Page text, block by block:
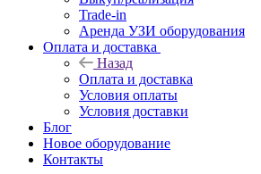
Trade-in
Аренда УЗИ оборудования
Оплата и доставка
Назад
Оплата и доставка
Условия оплаты
Условия доставки
Блог
Новое оборудование
Контакты